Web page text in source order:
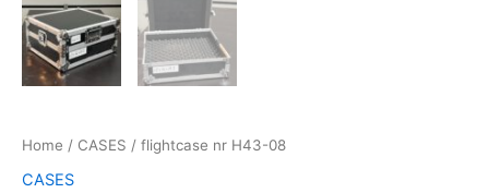
Home / CASES / flightcase nr H43-08
CASES